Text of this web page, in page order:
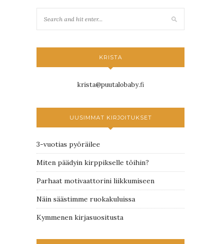
KRISTA
krista@puutalobaby.fi
UUSIMMAT KIRJOITUKSET
3-vuotias pyöräilee
Miten päädyin kirppikselle töihin?
Parhaat motivaattorini liikkumiseen
Näin säästimme ruokakuluissa
Kymmenen kirjasuositusta